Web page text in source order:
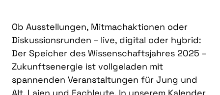
Ob Ausstellungen, Mitmachaktionen oder
Diskussionsrunden – live, digital oder hybrid:
Der Speicher des Wissenschaftsjahres 2025 –
Zukunftsenergie ist vollgeladen mit
spannenden Veranstaltungen für Jung und